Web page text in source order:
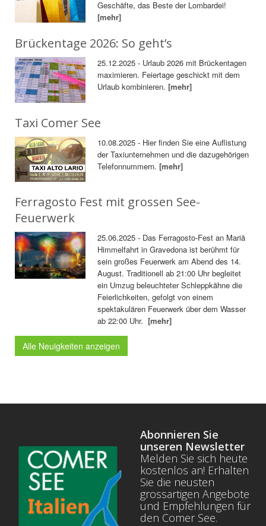
Geschäfte, das Beste der Lombardei!
[mehr]
Brückentage 2026: So geht’s
25.12.2025 - Urlaub 2026 mit Brückentagen
maximieren. Feiertage geschickt mit dem
Urlaub kombinieren.[mehr]
Taxi Comer See
10.08.2025 - Hier finden Sie eine Auflistung
der Taxiunternehmen und die dazugehörigen
Telefonnummern.[mehr]
Ferragosto Fest mit grossen See-
Feuerwerk
25.06.2025 - Das Ferragosto-Fest an Mariä
Himmelfahrt in Gravedona ist berühmt für
sein großes Feuerwerk am Abend des 14.
August. Traditionell ab 21:00 Uhr begleitet
ein Umzug beleuchteter Schleppkähne die
Feierlichkeiten, gefolgt von einem
spektakulären Feuerwerk über dem Wasser
ab 22:00 Uhr.[mehr]
Alle Neuigkeiten anzeigen
Abonnieren Sie
unseren Newsletter
Melden Sie sich heute
kostenlos an! Erhalten
Sie die neusten
grossartigen Angebote
und Empfehlungen für
den Comer See.